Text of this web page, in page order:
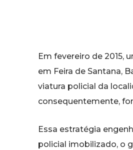
Em fevereiro de 2015,
em Feira de Santana,
viatura policial da
consequentemente,
Essa estratégia
policial imobilizado, o